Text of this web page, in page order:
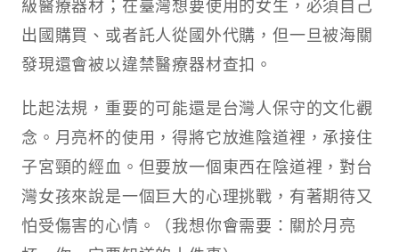
出國購買、或者託人從國外代購，但一旦被海關
發現還會被以違禁醫療器材查扣。
比起法規，重要的可能還是台灣人保守的文化觀
念。月亮杯的使用，得將它放進陰道裡，承接住
子宮頸的經血。但要放一個東西在陰道裡，對台
灣女孩來說是一個巨大的心理挑戰，有著期待又
怕受傷害的心情。（我想你會需要：關於月亮